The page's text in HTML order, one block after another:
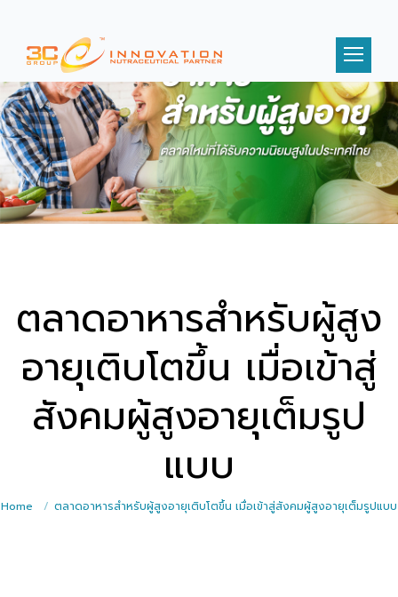
ตลาดอาหารสำหรับผู้สูง
อายุเติบโตขึ้น เมื่อเข้าสู่
สังคมผู้สูงอายุเต็มรูป
แบบ
Home ตลาดอาหารสำหรับผู้สูงอายุเติบโตขึ้น เมื่อเข้าสู่สังคมผู้สูงอายุเต็มรูปแบบ